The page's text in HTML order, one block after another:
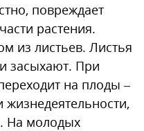
повреждает
растения.
из листьев. Листья
засыхают. При
на плоды –
жизнедеятельности,
На молодых